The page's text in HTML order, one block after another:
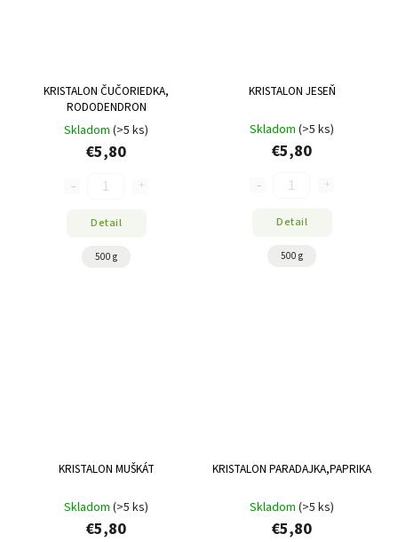
KRISTALON ČUČORIEDKA,
RODODENDRON
Skladom (>5 ks)
€5,80
Detail
500 g
KRISTALON JESEŇ
Skladom (>5 ks)
€5,80
Detail
500 g
KRISTALON MUŠKÁT
Skladom (>5 ks)
€5,80
KRISTALON PARADAJKA,PAPRIKA
Skladom (>5 ks)
€5,80